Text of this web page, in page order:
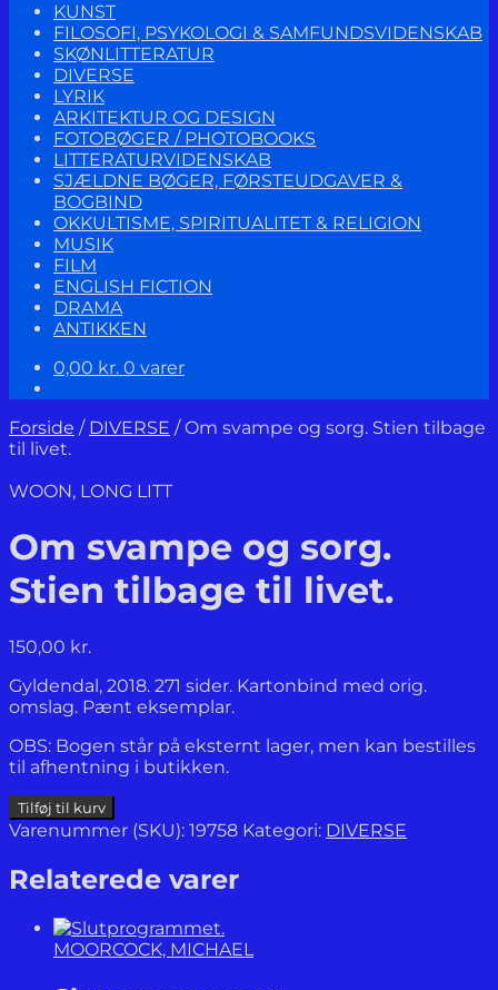
KUNST
FILOSOFI, PSYKOLOGI & SAMFUNDSVIDENSKAB
SKØNLITTERATUR
DIVERSE
LYRIK
ARKITEKTUR OG DESIGN
FOTOBØGER / PHOTOBOOKS
LITTERATURVIDENSKAB
SJÆLDNE BØGER, FØRSTEUDGAVER &
BOGBIND
OKKULTISME, SPIRITUALITET & RELIGION
MUSIK
FILM
ENGLISH FICTION
DRAMA
ANTIKKEN
0,00 kr. 0 varer
Forside / DIVERSE /Om svampe og sorg. Stien tilbage
til livet.
WOON, LONG LITT
Om svampe og sorg.
Stien tilbage til livet.
150,00 kr.
Gyldendal, 2018. 271 sider. Kartonbind med orig.
omslag. Pænt eksemplar.
OBS: Bogen står på eksternt lager, men kan bestilles
til afhentning i butikken.
Om
svampe
sorg.
Stien
Tilføj til kurv
Varenummer (SKU): 19758 Kategori: DIVERSE
Relaterede varer
MOORCOCK, MICHAEL